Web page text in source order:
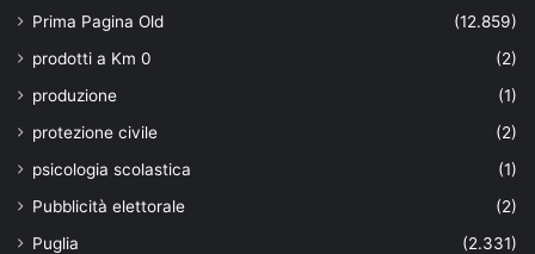
Prima Pagina Old
(12.859)
prodotti a Km 0
(2)
produzione
(1)
protezione civile
(2)
psicologia scolastica
(1)
Pubblicità elettorale
(2)
Puglia
(2.331)